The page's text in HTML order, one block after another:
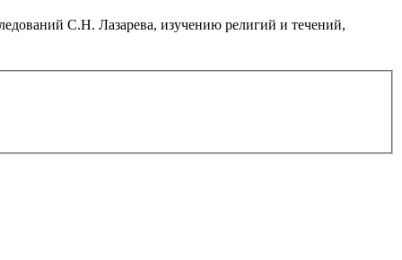
С.Н. Лазарева, изучению религий и течений,